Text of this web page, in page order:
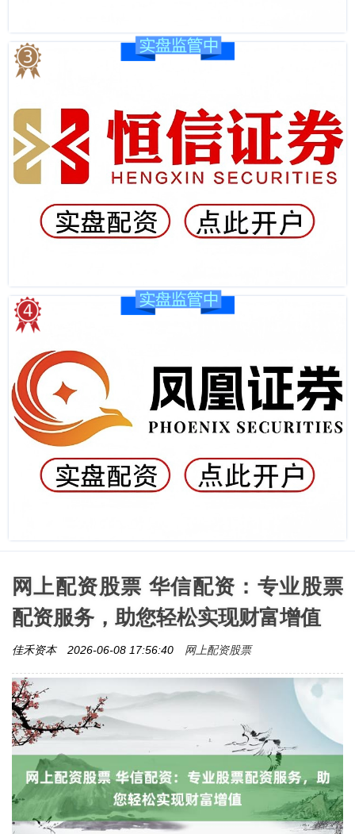
网上配资股票 华信配资：专业股票
配资服务，助您轻松实现财富增值
佳禾资本 2026-06-08 17:56:40 网上配资股票